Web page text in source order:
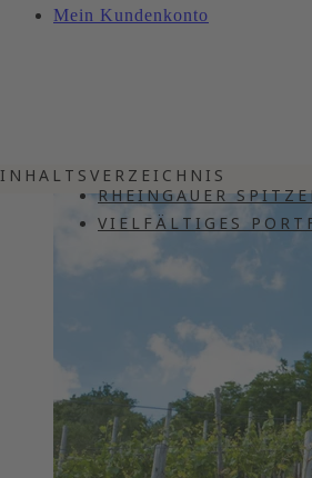
Mein Kundenkonto
INHALTSVERZEICHNIS
RHEINGAUER
VIELFÄLTIGES